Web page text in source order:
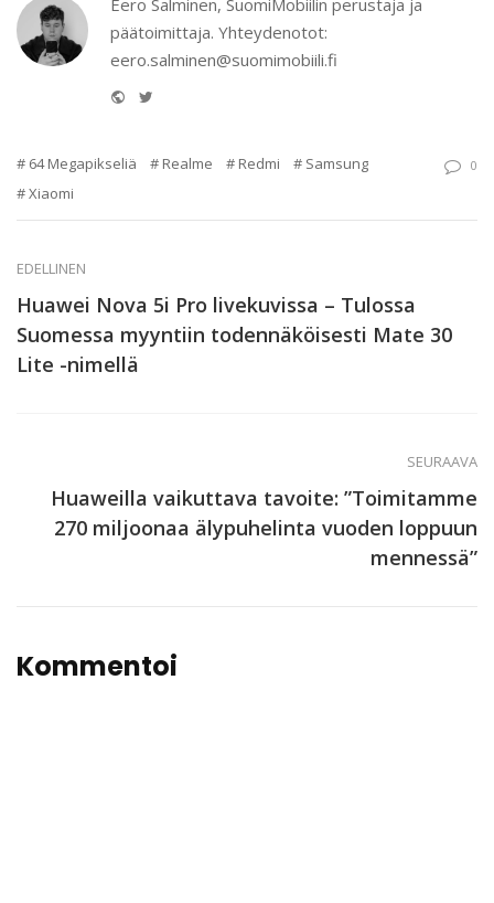
päätoimittaja. Yhteydenotot:
eero.salminen@suomimobiili.fi
Website
64 Megapikseliä Realme Redmi
Samsung
Xiaomi
0
EDELLINEN
Huawei Nova 5i Pro livekuvissa – Tulossa
Suomessa myyntiin todennäköisesti Mate 30
Lite -nimellä
SEURAAVA
Huaweilla vaikuttava tavoite: ”Toimitamme
270 miljoonaa älypuhelinta vuoden loppuun
mennessä”
Kommentoi